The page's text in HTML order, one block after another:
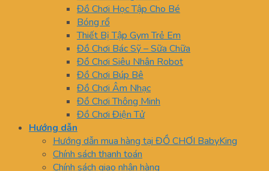
Đồ Chơi Học Tập Cho Bé
Bóng rổ
Thiết Bị Tập Gym Trẻ Em
Đồ Chơi Bác Sỹ – Sữa Chữa
Đồ Chơi Siêu Nhân Robot
Đồ Chơi Búp Bê
Đồ Chơi Âm Nhạc
Đồ Chơi Thông Minh
Đồ Chơi Điện Tử
Hướng dẫn
Hướng dẫn mua hàng tại ĐỒ CHƠI BabyKing
Chính sách thanh toán
Chính sách giao nhận hàng